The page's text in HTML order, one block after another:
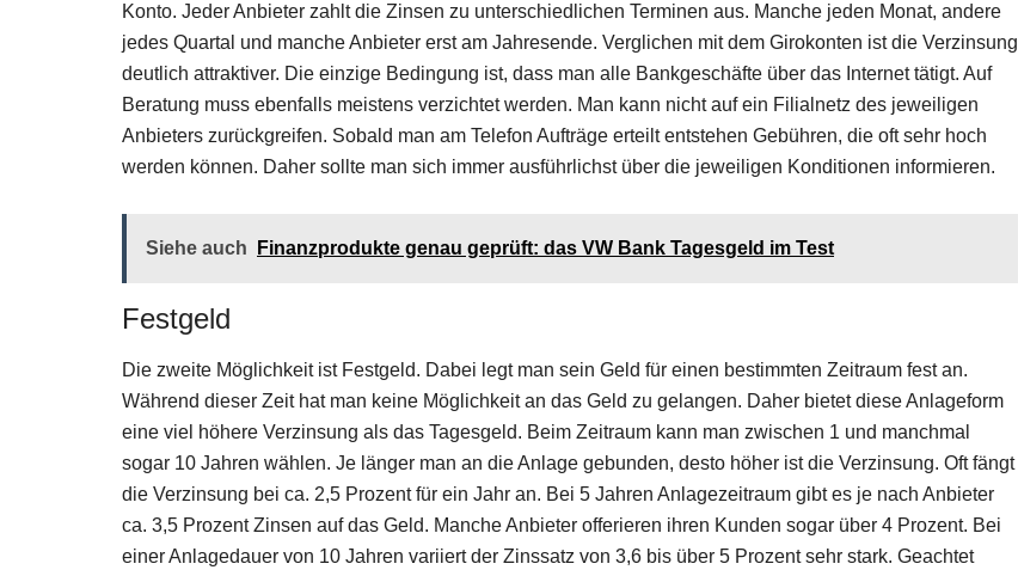
Konto. Jeder Anbieter zahlt die Zinsen zu unterschiedlichen Terminen aus. Manche jeden Monat, andere
jedes Quartal und manche Anbieter erst am Jahresende. Verglichen mit dem Girokonten ist die Verzinsung
deutlich attraktiver. Die einzige Bedingung ist, dass man alle Bankgeschäfte über das Internet tätigt. Auf
Beratung muss ebenfalls meistens verzichtet werden. Man kann nicht auf ein Filialnetz des jeweiligen
Anbieters zurückgreifen. Sobald man am Telefon Aufträge erteilt entstehen Gebühren, die oft sehr hoch
werden können. Daher sollte man sich immer ausführlichst über die jeweiligen Konditionen informieren.
Siehe auch Finanzprodukte genau geprüft: das VW Bank Tagesgeld im Test
Festgeld
Die zweite Möglichkeit ist Festgeld. Dabei legt man sein Geld für einen bestimmten Zeitraum fest an.
Während dieser Zeit hat man keine Möglichkeit an das Geld zu gelangen. Daher bietet diese Anlageform
eine viel höhere Verzinsung als das Tagesgeld. Beim Zeitraum kann man zwischen 1 und manchmal
sogar 10 Jahren wählen. Je länger man an die Anlage gebunden, desto höher ist die Verzinsung. Oft fängt
die Verzinsung bei ca. 2,5 Prozent für ein Jahr an. Bei 5 Jahren Anlagezeitraum gibt es je nach Anbieter
ca. 3,5 Prozent Zinsen auf das Geld. Manche Anbieter offerieren ihren Kunden sogar über 4 Prozent. Bei
einer Anlagedauer von 10 Jahren variiert der Zinssatz von 3,6 bis über 5 Prozent sehr stark. Geachtet